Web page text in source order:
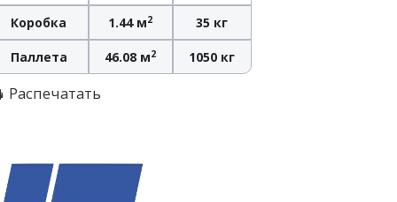
Коробка 1.44 м2 35 кг
Паллета 46.08 м2 1050 кг
Распечатать